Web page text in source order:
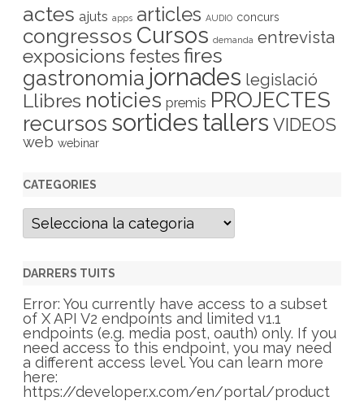
actes ajuts apps articles AUDIO concurs
congressos Cursos demanda entrevista
exposicions festesfires
gastronomia jornades legislació
Llibres noticies premis PROJECTES
recursos sortides tallers VIDEOS
web webinar
CATEGORIES
C
t
g
r
i
e
s
DARRERS TUITS
Error: You currently have access to a subset
of X API V2 endpoints and limited v1.1
endpoints (e.g. media post, oauth) only. If you
need access to this endpoint, you may need
a different access level. You can learn more
here:
https://developer.x.com/en/portal/product